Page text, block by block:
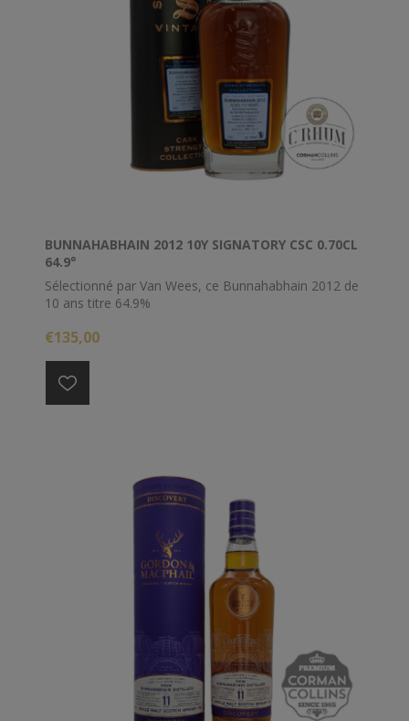
BUNNAHABHAIN 2012 10Y SIGNATORY CSC 0.70CL
64.9°
Sélectionné par Van Wees, ce Bunnahabhain 2012 de
10 ans titre 64.9%
€135,00